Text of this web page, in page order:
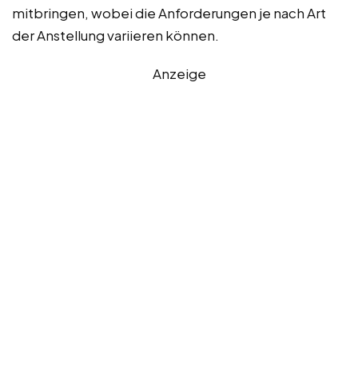
mitbringen, wobei die Anforderungen je nach Art
der Anstellung variieren können.
Anzeige